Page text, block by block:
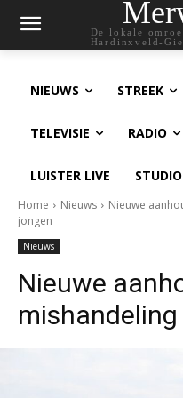
De lokale
Hardinxveld-
NIEUWS STREEK
TELEVISIE RADIO
LUISTER LIVE
Home Nieuws
Nieuwe
jongen
Nieuws
Nieuwe